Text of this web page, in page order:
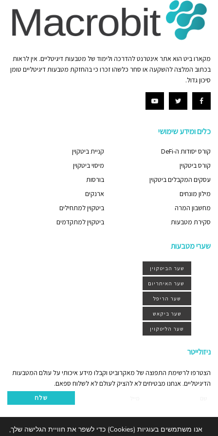
מקארו ביט הוא אתר אינטרנט להדרכה ולימוד של מטבעות דיגיטליים. אין לראות
בכתוב המלצה להשקעה או סחר כלשהו זכרו כי בהחזקת מטבעות דיגיטליים טומן
סיכון גדול.
כלים ומידע שימושי
קורס יסודות ה-DeFi
קורס ביטקוין
עסקים המקבלים ביטקוין
מילון מונחים
מחשבון המרה
סקירת מטבעות
קניית ביטקוין
מיסוי ביטקוין
בורסות
ארנקים
ביטקוין למתחילים
ביטקוין למתקדמים
שערי מטבעות
שער הביטקוין
שער האיתריום
שער הריפל
שער ביקאש
שער הליטקוין
ניזולייטר
הצטרפו לרשימת התפוצה של מאקרוביט וקבלו מידע איכותי על עולם המטבעות
הדיגיטליים. אנחנו מבטיחים לא להציק לעולם לא לשלוח ספאם.
שלח
אנו משתמשים בעוגיות (Cookies) כדי לשפר את חוויית הגלישה שלך,